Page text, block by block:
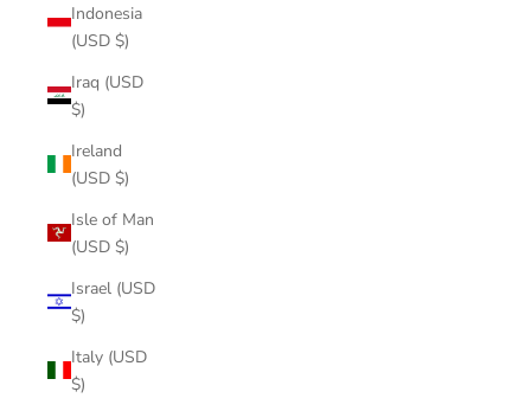
Indonesia
(USD $)
Iraq (USD
$)
Ireland
(USD $)
Isle of Man
(USD $)
Israel (USD
$)
Italy (USD
$)